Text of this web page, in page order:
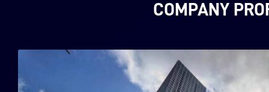
EN
COMPANY